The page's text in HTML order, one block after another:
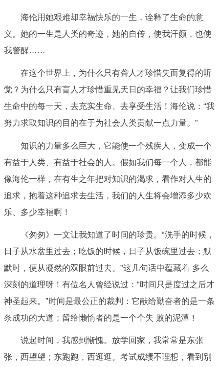
海伦用她艰难却幸福快乐的一生，诠释了生命的意
义。她的一生是人类的奇迹，她的自传，使我汗颜，也使
我警醒……
在这个世界上，为什么只有聋人才珍惜失而复得的听
觉？为什么只有盲人才珍惜重见天日的幸福？让我们珍惜
生命中的每一天，去充实生命、去享受生活！海伦说：“我
努力求取知识的目的在于为社会人类贡献一点力量。”
知识的力量多么巨大，它能使一个残疾人，变成一个
有益于人类、有益于社会的人。假如我们每一个人，都能
像海伦一样，在有生之年把对知识的渴求，看作对人生的
追求，抱着这种追求去生活，我们的人生将会增添多少欢
乐、多少幸福啊！
《匆匆》一文让我知道了时间的珍贵。“洗手的时候，
日子从水盆里过去；吃饭的时候，日子从饭碗里过去；默
默时，便从凝然的双眼前过去。”这几句话中蕴藏着 多么
深刻的道理呀！有位名人曾经说过：“时间只是度过之后才
神圣起来。”时间是最公正的裁判：它献给勤奋者的是一条
条成功的大道；留给懒惰者的是一个个失 败的泥潭！
说起时间，我感到惭愧。放学回家，我常常是东张
张，西望望；东跑跑，西逛逛。考试成绩不理想，看到别